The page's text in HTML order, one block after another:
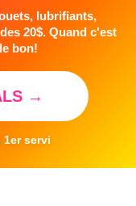
lubrifiants,
20$. Quand c'est
bon!
→
1er servi